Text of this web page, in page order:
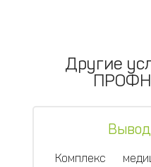
Другие
Вывод
Комплекс